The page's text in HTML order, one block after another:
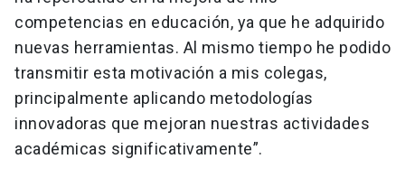
competencias en educación, ya que he adquirido
nuevas herramientas. Al mismo tiempo he podido
transmitir esta motivación a mis colegas,
principalmente aplicando metodologías
innovadoras que mejoran nuestras actividades
académicas significativamente”.